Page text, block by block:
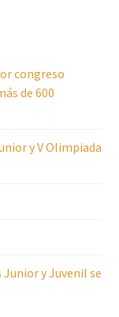
congreso
de 600
y V Olimpiada
y Juvenil se